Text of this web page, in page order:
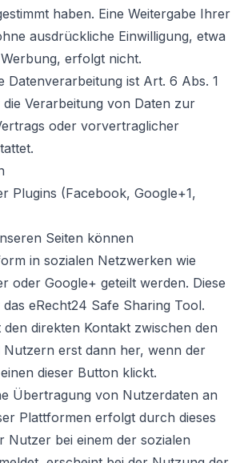
haben. Eine Weitergabe Ihrer
ausdrückliche Einwilligung, etwa
erfolgt nicht.
Datenverarbeitung ist Art. 6 Abs. 1
die Verarbeitung von Daten zur
oder vorvertraglicher
Plugins (Facebook, Google+1,
Seiten können
in sozialen Netzwerken wie
oder Google+ geteilt werden. Diese
eRecht24 Safe Sharing Tool.
den direkten Kontakt zwischen den
erst dann her, wenn der
dieser Button klickt.
Übertragung von Nutzerdaten an
Plattformen erfolgt durch dieses
Nutzer bei einem der sozialen